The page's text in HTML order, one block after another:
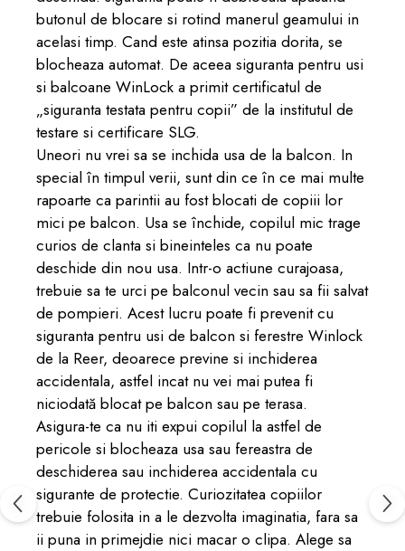
butonul de blocare si rotind manerul geamului in
acelasi timp. Cand este atinsa pozitia dorita, se
blocheaza automat. De aceea siguranta pentru usi
si balcoane WinLock a primit certificatul de
„siguranta testata pentru copii” de la institutul de
testare si certificare SLG.
Uneori nu vrei sa se inchida usa de la balcon. In
special în timpul verii, sunt din ce în ce mai multe
rapoarte ca parintii au fost blocati de copiii lor
mici pe balcon. Usa se închide, copilul mic trage
curios de clanta si bineinteles ca nu poate
deschide din nou usa. Intr-o actiune curajoasa,
trebuie sa te urci pe balconul vecin sau sa fii salvat
de pompieri. Acest lucru poate fi prevenit cu
siguranta pentru usi de balcon si ferestre Winlock
de la Reer, deoarece previne si inchiderea
accidentala, astfel incat nu vei mai putea fi
niciodată blocat pe balcon sau pe terasa.
Asigura-te ca nu iti expui copilul la astfel de
pericole si blocheaza usa sau fereastra de
deschiderea sau inchiderea accidentala cu
sigurante de protectie. Curiozitatea copiilor
trebuie folosita in a le dezvolta imaginatia, fara sa
ii puna in primejdie nici macar o clipa. Alege sa